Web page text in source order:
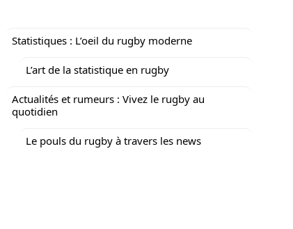
Statistiques : L’oeil du rugby moderne
L’art de la statistique en rugby
Actualités et rumeurs : Vivez le rugby au
quotidien
Le pouls du rugby à travers les news